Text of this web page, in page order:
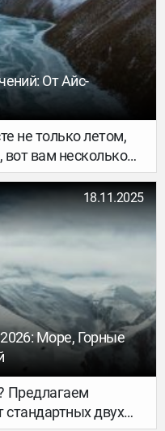
упряжках и
воздухе.
поездке в край
От Айс-
не только летом,
вот вам несколько
этого сезона. Да, в
— но не
не хуже, чем
и «Шерегеш»). А ещё
совсем уж
18.11.2025
Море, Горные
Предлагаем
стандартных двух